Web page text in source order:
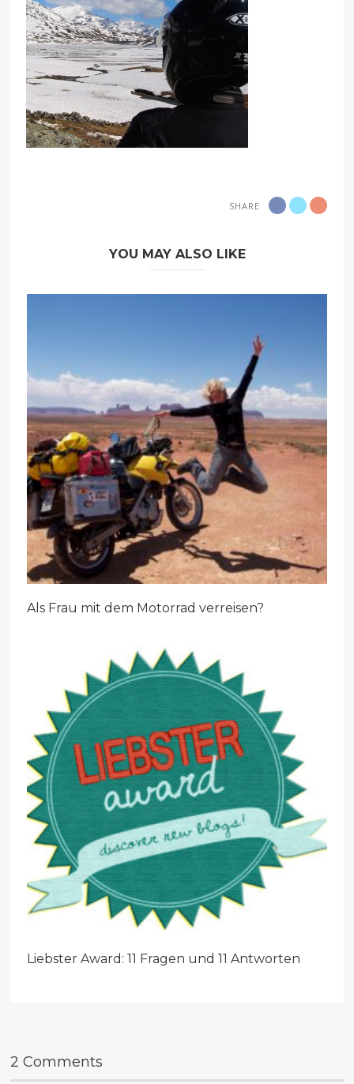
SHARE
YOU MAY ALSO LIKE
Als Frau mit dem Motorrad verreisen?
Liebster Award: 11 Fragen und 11 Antworten
2 Comments